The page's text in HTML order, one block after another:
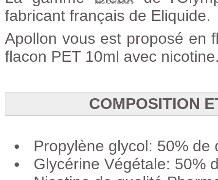
nos Concours
fabricant français de Eliquide.
Apollon vous est proposé en
flacon PET 10ml avec
COMPOSITION
Propylène glycol: 50%
Glycérine Végétale: 50%